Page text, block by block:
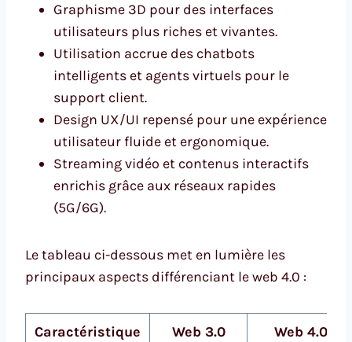
Graphisme 3D pour des interfaces
utilisateurs plus riches et vivantes.
Utilisation accrue des chatbots
intelligents et agents virtuels pour le
support client.
Design UX/UI repensé pour une expérience
utilisateur fluide et ergonomique.
Streaming vidéo et contenus interactifs
enrichis grâce aux réseaux rapides
(5G/6G).
Le tableau ci-dessous met en lumière les
principaux aspects différenciant le web 4.0 :
Caractéristique Web 3.0 Web 4.0